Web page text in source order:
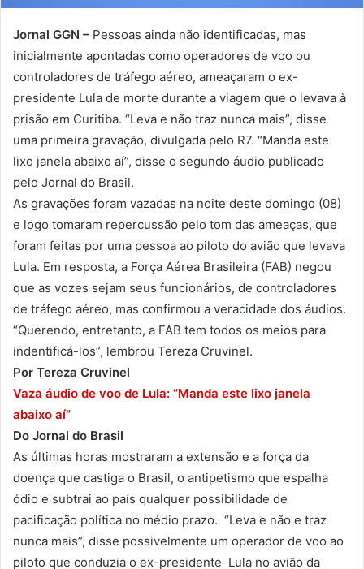
Jornal GGN – Pessoas ainda não identificadas, mas
inicialmente apontadas como operadores de voo ou
controladores de tráfego aéreo, ameaçaram o ex-
presidente Lula de morte durante a viagem que o levava à
prisão em Curitiba. “Leva e não traz nunca mais”, disse
uma primeira gravação, divulgada pelo R7. “Manda este
lixo janela abaixo aí”, disse o segundo áudio publicado
pelo Jornal do Brasil.
As gravações foram vazadas na noite deste domingo (08)
e logo tomaram repercussão pelo tom das ameaças, que
foram feitas por uma pessoa ao piloto do avião que levava
Lula. Em resposta, a Força Aérea Brasileira (FAB) negou
que as vozes sejam seus funcionários, de controladores
de tráfego aéreo, mas confirmou a veracidade dos áudios.
“Querendo, entretanto, a FAB tem todos os meios para
indentificá-los”, lembrou Tereza Cruvinel.
Por Tereza Cruvinel
Vaza áudio de voo de Lula: “Manda este lixo janela
abaixo aí”
Do Jornal do Brasil
As últimas horas mostraram a extensão e a força da
doença que castiga o Brasil, o antipetismo que espalha
ódio e subtrai ao país qualquer possibilidade de
pacificação política no médio prazo. “Leva e não e traz
nunca mais”, disse possivelmente um operador de voo ao
piloto que conduzia o ex-presidente Lula no avião da